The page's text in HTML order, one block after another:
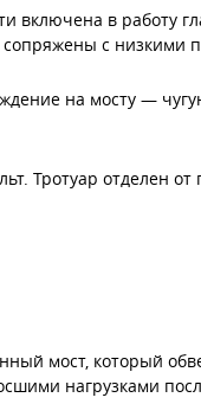
включена в работу
с низкими
на мосту —
Тротуар отделен
мост, который
нагрузками